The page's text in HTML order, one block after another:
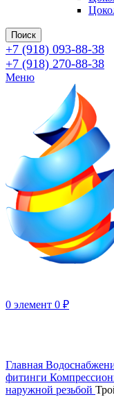
Поиск
+7 (918) 093-88-38
+7 (918) 270-88-38
Меню
0 элемент 0 ₽
Главная
фитинги
наружной резьбой